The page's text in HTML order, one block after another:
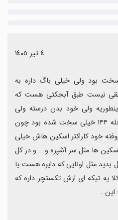
٤ تیر ١٤٠٥
این…